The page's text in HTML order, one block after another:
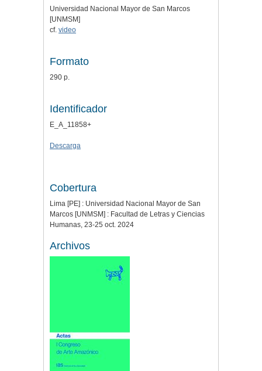
Universidad Nacional Mayor de San Marcos
[UNMSM]
cf. video
Formato
290 p.
Identificador
E_A_11858+
Descarga
Cobertura
Lima [PE] : Universidad Nacional Mayor de San
Marcos [UNMSM] : Facultad de Letras y Ciencias
Humanas, 23-25 oct. 2024
Archivos